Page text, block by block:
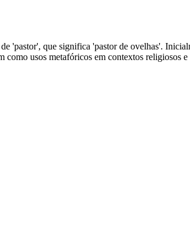
'pastor', que significa 'pastor de ovelhas'.
usos metafóricos em contextos religiosos